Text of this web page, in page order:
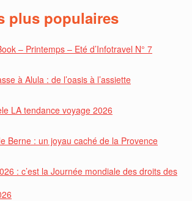
plus populaires
– Printemps – Eté d’Infotravel N° 7
à Alula : de l’oasis à l’assiette
LA tendance voyage 2026
Berne : un joyau caché de la Provence
: c’est la Journée mondiale des droits des